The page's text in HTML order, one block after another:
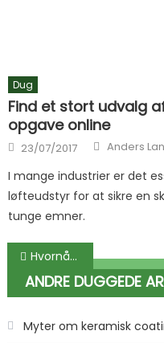
Dug
Find et stort udvalg
opgave online
Posted on
23/07/2017 Author
Anders
I mange industrier er det
løfteudstyr for at sikre en
tunge emner.
Hvornår skal man starte på sin ønskeliste til jul?
ANDRE DUGGEDE
Myter om keramisk